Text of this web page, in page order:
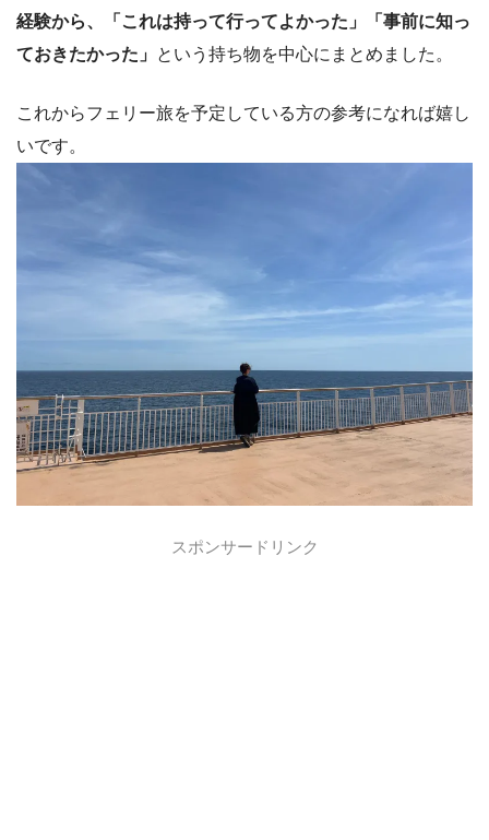
経験から、「これは持って行ってよかった」「事前に知っ
ておきたかった」 という持ち物を中心にまとめました。
これからフェリー旅を予定している方の参考になれば嬉し
いです。
スポンサードリンク